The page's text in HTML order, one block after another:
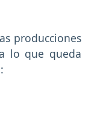
producciones
lo que queda